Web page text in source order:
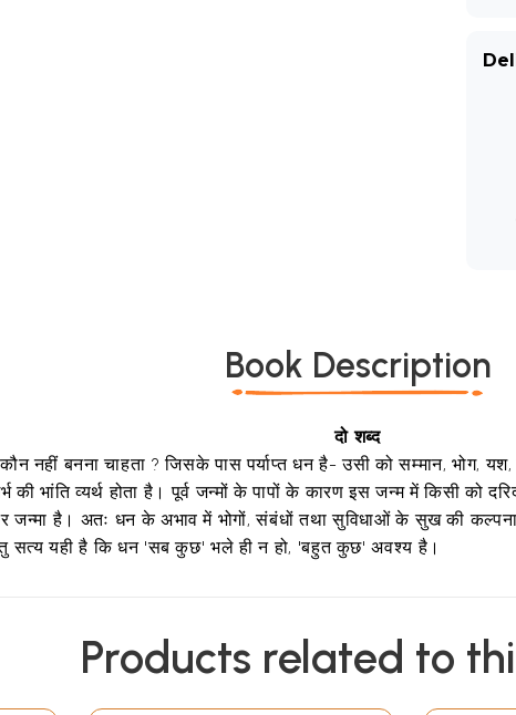
Book Description
दो शब्द
नहीं बनना चाहता ? जिसके पास पर्याप्त धन है- उसी को सम्मान, भोग,
की भांति व्यर्थ होता है। पूर्व जन्मों के पापों के कारण इस जन्म में किसी को
जन्मा है। अतः धन के अभाव में भोगों, संबंधों तथा सुविधाओं के सुख की
सत्य यही है कि धन 'सब कुछ' भले ही न हो, 'बहुत कुछ' अवश्य है।
Products related to